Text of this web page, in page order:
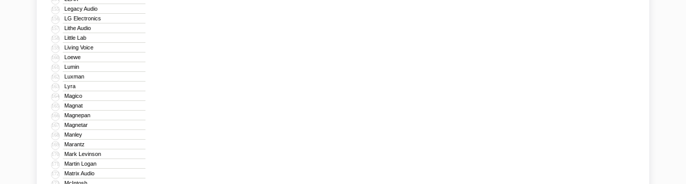
155 Legacy Audio
156 LG Electronics
157 Lithe Audio
158 Little Lab
159 Living Voice
160 Loewe
161 Lumin
162 Luxman
163 Lyra
164 Magico
165 Magnat
166 Magnepan
167 Magnetar
168 Manley
169 Marantz
170 Mark Levinson
171 Martin Logan
172 Matrix Audio